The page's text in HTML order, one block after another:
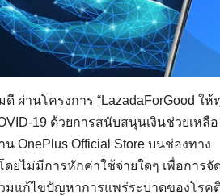
ผ่านโครงการ “LazadaForGood ให้
19 ด้วยการสนับสนุนเงินช่วยเหลือ
OnePlus Official Store บนช่องทาง
ดยไม่มีการหักค่าใช้จ่ายใดๆ เพื่อการจั
มแก้ไขปัญหาการแพร่ระบาดของโรค